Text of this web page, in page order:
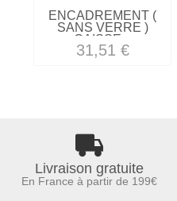
ENCADREMENT (
SANS VERRE )
CAISSE...
31,51 €
Livraison gratuite
En France à partir de 199€